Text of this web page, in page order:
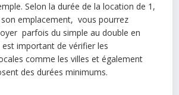
Selon la durée de la location de 1,
emplacement, vous pourrez
parfois du simple au double en
est important de vérifier les
comme les villes et également
des durées minimums.